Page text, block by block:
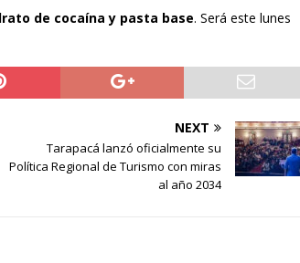
de cocaína y pasta base. Será este lunes
NEXT
Tarapacá lanzó oficialmente su
Política Regional de Turismo con miras
al año 2034